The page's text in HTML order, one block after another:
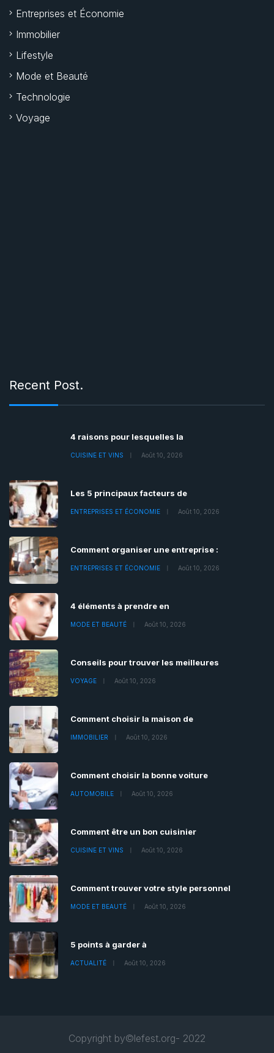
Entreprises et Économie
Immobilier
Lifestyle
Mode et Beauté
Technologie
Voyage
Recent Post.
4 raisons pour lesquelles la
CUISINE ET VINS Août 10, 2026
Les 5 principaux facteurs de
ENTREPRISES ET ÉCONOMIE Août 10, 2026
Comment organiser une entreprise :
ENTREPRISES ET ÉCONOMIE Août 10, 2026
4 éléments à prendre en
MODE ET BEAUTÉ Août 10, 2026
Conseils pour trouver les meilleures
VOYAGE Août 10, 2026
Comment choisir la maison de
IMMOBILIER Août 10, 2026
Comment choisir la bonne voiture
AUTOMOBILE Août 10, 2026
Comment être un bon cuisinier
CUISINE ET VINS Août 10, 2026
Comment trouver votre style personnel
MODE ET BEAUTÉ Août 10, 2026
5 points à garder à
ACTUALITÉ Août 10, 2026
Copyright by©lefest.org- 2022